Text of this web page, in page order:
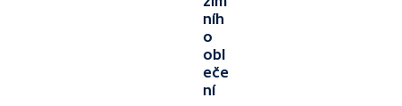
níh
o
obl
eče
ní